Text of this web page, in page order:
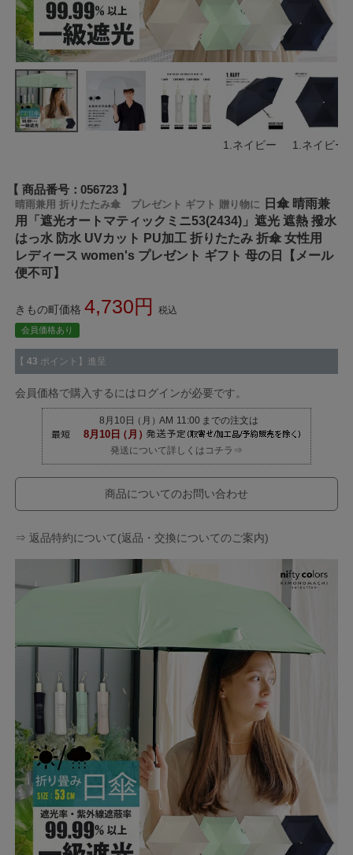
1.ネイビー 1.ネイビー
商品番号 056723
晴雨兼用 折りたたみ傘 プレゼント ギフト 贈り物に
日傘 晴雨兼
用「遮光オートマティックミニ53(2434)」遮光 遮熱 撥水
はっ水 防水 UVカット PU加工 折りたたみ 折傘 女性用
レディース women's プレゼント ギフト 母の日【メール
便不可】
きもの町価格 4,730 税込
会員価格あり
【 43 ポイント】進呈
会員価格で購入するにはログインが必要です。
発送について詳しくはコチラ⇒
商品についてのお問い合わせ
⇒ 返品特約について(返品・交換についてのご案内)